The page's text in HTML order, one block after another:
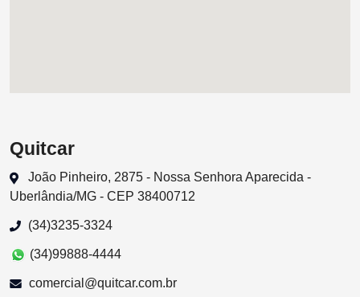
Quitcar
João Pinheiro, 2875 - Nossa Senhora Aparecida -
Uberlândia/MG - CEP 38400712
(34)3235-3324
(34)99888-4444
comercial@quitcar.com.br